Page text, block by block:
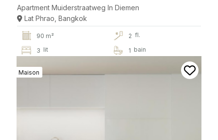
Apartment Muiderstraatweg In Diemen
Lat Phrao, Bangkok
90 m² 2 fl.
3 lit 1 bain
Maison